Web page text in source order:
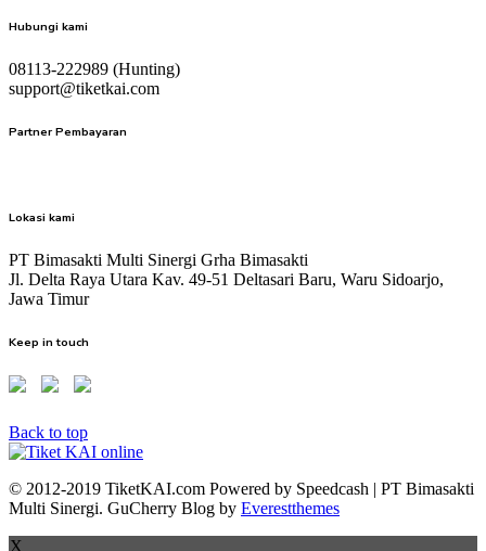
Hubungi kami
08113-222989 (Hunting)
support@tiketkai.com
Partner Pembayaran
Lokasi kami
PT Bimasakti Multi Sinergi Grha Bimasakti
Jl. Delta Raya Utara Kav. 49-51 Deltasari Baru, Waru Sidoarjo,
Jawa Timur
Keep in touch
Back to top
© 2012-2019 TiketKAI.com Powered by Speedcash | PT Bimasakti
Multi Sinergi. GuCherry Blog by Everestthemes
X